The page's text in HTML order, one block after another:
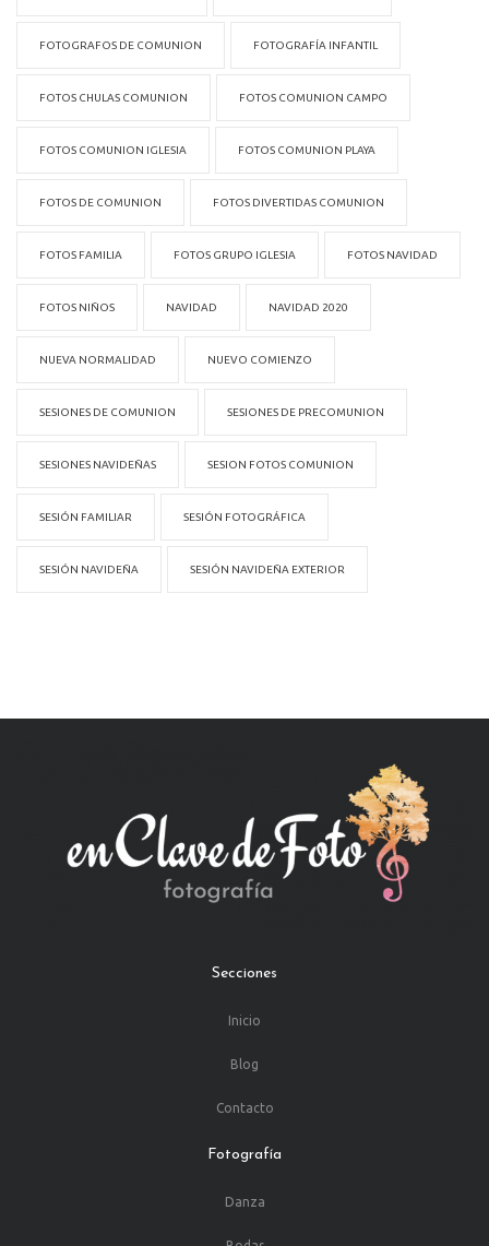
FOTOGRAFOS DE COMUNION FOTOGRAFÍA INFANTIL
FOTOS CHULAS COMUNION FOTOS COMUNION CAMPO
FOTOS COMUNION IGLESIA FOTOS COMUNION PLAYA
FOTOS DE COMUNION FOTOS DIVERTIDAS COMUNION
FOTOS FAMILIA FOTOS GRUPO IGLESIA FOTOS NAVIDAD
FOTOS NIÑOS NAVIDAD NAVIDAD 2020
NUEVA NORMALIDAD NUEVO COMIENZO
SESIONES DE COMUNION SESIONES DE PRECOMUNION
SESIONES NAVIDEÑAS SESION FOTOS COMUNION
SESIÓN FAMILIAR SESIÓN FOTOGRÁFICA
SESIÓN NAVIDEÑA SESIÓN NAVIDEÑA EXTERIOR
Secciones
Inicio
Blog
Contacto
Fotografía
Danza